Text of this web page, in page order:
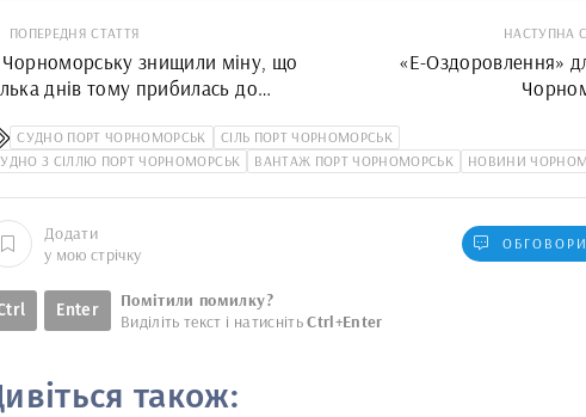
ПОПЕРЕДНЯ СТАТТЯ
знищили міну, що
днів тому прибилась до
НАСТУПНА
«Е-Оздоровлення»
СУДНО ПОРТ ЧОРНОМОРСЬК
СІЛЬ ПОРТ ЧОРНОМОРСЬК
З СІЛЛЮ ПОРТ ЧОРНОМОРСЬК
ВАНТАЖ ПОРТ ЧОРНОМОРСЬК НОВИНИ
Додати
у мою стрічку
Enter
Помітили помилку?
Виділіть текст і натиснітьCtrl+Enter
також: